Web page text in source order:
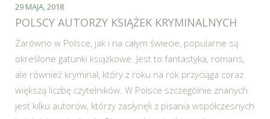
29 MAJA, 2018
POLSCY AUTORZY KSIĄŻEK KRYMINALNYCH
Zarówno w Polsce, jak i na całym świecie, popularne są
określone gatunki książkowe. Jest to fantastyka, romans,
ale również kryminał, który z roku na rok przyciąga coraz
większą liczbę czytelników. W Polsce szczególnie znanych
jest kilku autorów, którzy zasłynęli z pisania współczesnych